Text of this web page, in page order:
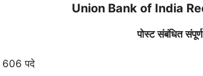
Union Bank of India
पोस्ट संबंधित संपूर्ण
606 पदे